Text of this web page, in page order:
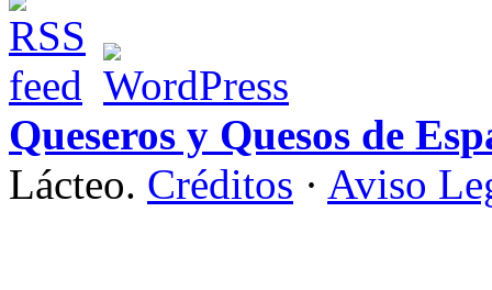
Queseros y Quesos de
Lácteo. Créditos · Aviso